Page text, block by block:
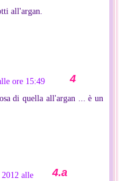
all'argan.
ore 15:49
di quella all'argan ... è un
alle